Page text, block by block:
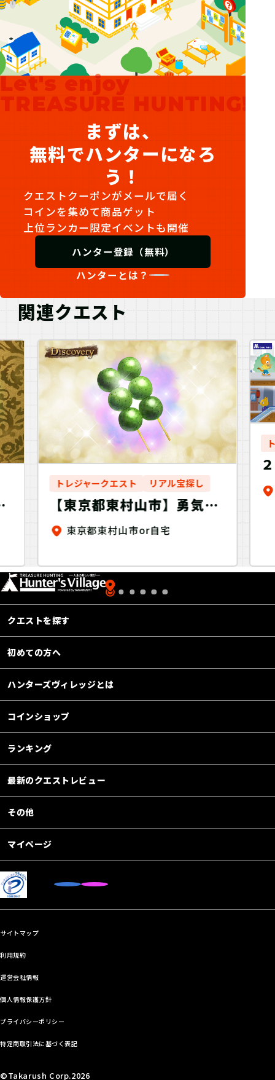
Let's enjoy
TREASURE HUNTING!
まずは、
無料でハンターになろ
う！
クエストクーポンがメールで届く
コインを集めて商品ゲット
上位ランカー限定イベントも開催
ハンター登録（無料）
ハンターとは？
関連クエスト
トレジャークエスト リアル宝探し
【東京都東村山市】勇気の
団子を探せ！Discovery
東京都東村山市or自宅
クエストを探す
初めての方へ
ハンターズヴィレッジとは
コインショップ
ランキング
最新のクエストレビュー
その他
マイページ
サイトマップ
利用規約
運営会社情報
個人情報保護方針
プライバシーポリシー
特定商取引法に基づく表記
©Takarush Corp.2026